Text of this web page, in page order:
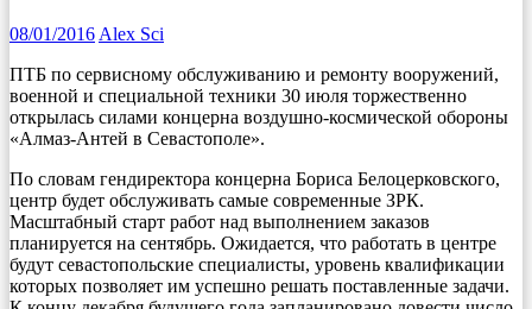
08/01/2016 Alex Sci
ПТБ по сервисному обслуживанию и ремонту вооружений,
военной и специальной техники 30 июля торжественно
открылась силами концерна воздушно-космической обороны
«Алмаз-Антей в Севастополе».
По словам гендиректора концерна Бориса Белоцерковского,
центр будет обслуживать самые современные ЗРК.
Масштабный старт работ над выполнением заказов
планируется на сентябрь. Ожидается, что работать в центре
будут севастопольские специалисты, уровень квалификации
которых позволяет им успешно решать поставленные задачи.